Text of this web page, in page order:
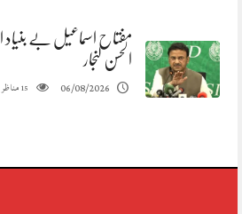
مفتاح اسماعیل بے بنیاد
الحسن لنجار
06/08/2026
15مناظر